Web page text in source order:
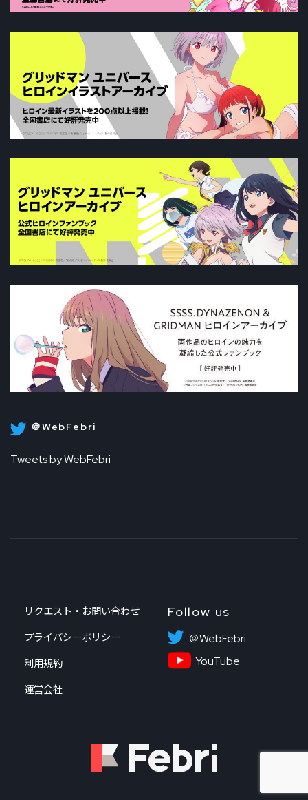
＠WebFebri
Tweets by WebFebri
リクエスト・お問い合わせ
プライバシーポリシー
利用規約
運営会社
Follow us
＠WebFebri
YouTube